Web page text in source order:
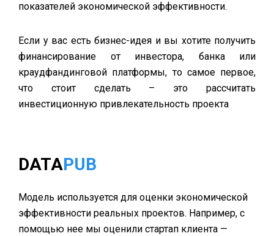
показателей экономической эффективности.
Если у вас есть бизнес-идея и вы хотите получить
финансирование от инвестора, банка или
краудфандинговой платформы, то самое первое,
что стоит сделать – это рассчитать
инвестиционную привлекательность проекта
DATAPUB
Модель используется для оценки экономической
эффективности реальных проектов. Например, с
помощью нее мы оценили стартап клиента —